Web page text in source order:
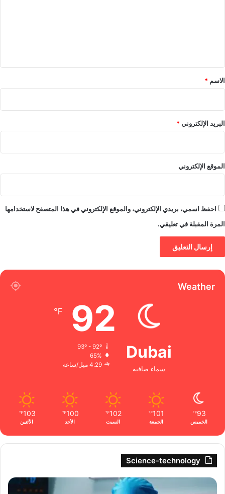
*
الاسم *
البريد الإلكتروني*
الموقع الإلكتروني
احفظ اسمي، بريدي الإلكتروني، والموقع الإلكتروني في هذا المتصفح لاستخدامها
المرة المقبلة في تعليقي.
Weather
Dubai
سماء صافية
92
℉
93º - 92º
65%
4.29 ميل/ساعة
93
℉
الخميس
101
℉
الجمعة
102
℉
السبت
100
℉
الأحد
103
℉
الأثنين
Science-technology